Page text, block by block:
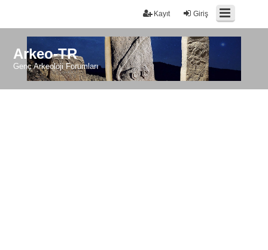
Giriş
Kayıt
Arkeo-TR
Genç Arkeoloji Forumları